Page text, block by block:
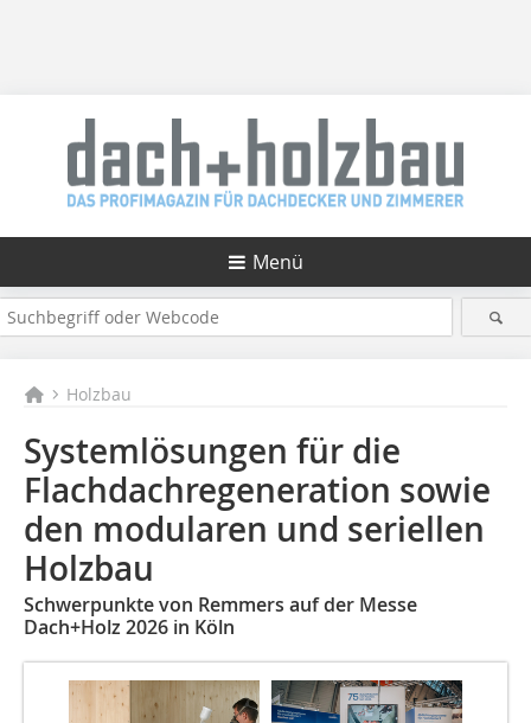
Menü
Holzbau
Systemlösungen für die
Flachdachregeneration sowie
den modularen und seriellen
Holzbau
Schwerpunkte von Remmers auf der Messe
Dach+Holz 2026 in Köln